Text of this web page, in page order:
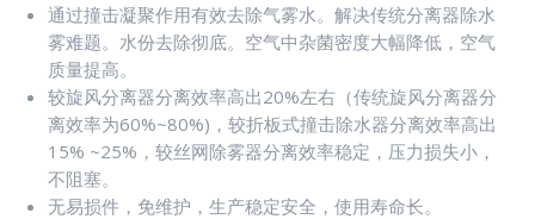
通过撞击凝聚作用有效去除气雾水。解决传统分离器除水
雾难题。水份去除彻底。空气中杂菌密度大幅降低，空气
质量提高。
较旋风分离器分离效率高出20%左右（传统旋风分离器分
离效率为60%~80%)，较折板式撞击除水器分离效率高出
15% ~25%，较丝网除雾器分离效率稳定，压力损失小，
不阻塞。
无易损件，免维护，生产稳定安全，使用寿命长。